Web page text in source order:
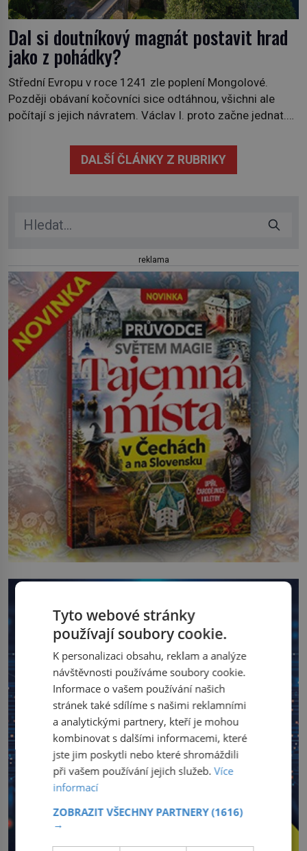
Dal si doutníkový magnát postavit hrad
jako z pohádky?
Střední Evropu v roce 1241 zle poplení Mongolové.
Později obávaní kočovníci sice odtáhnou, všichni ale
počítají s jejich návratem. Václav I. proto začne jednat.
pečlivě připravit! Český král Václav I. (1205–1253)
přijme opatření, která mají posílit obranu jeho království.
DALŠÍ ČLÁNKY Z RUBRIKY
reklama
Tyto webové stránky
používají soubory cookie.
K personalizaci obsahu, reklam a analýze
návštěvnosti používáme soubory cookie.
Informace o vašem používání našich
stránek také sdílíme s našimi reklamními
a analytickými partnery, kteří je mohou
kombinovat s dalšími informacemi, které
jste jim poskytli nebo které shromáždili
při vašem používání jejich služeb.Více
informací
ZOBRAZIT VŠECHNY PARTNERY(1616)
→